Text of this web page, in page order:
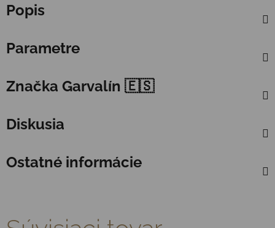
Popis
Parametre
Značka Garvalín 🇪🇸
Diskusia
Ostatné informácie